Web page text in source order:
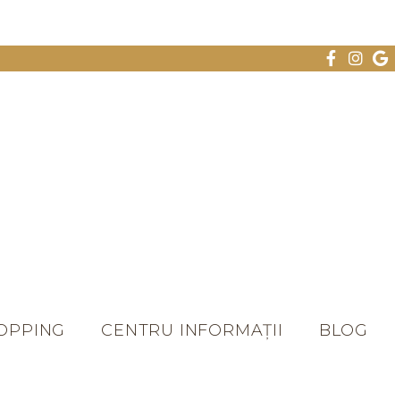
CENTRU INFORMAȚII BLOG